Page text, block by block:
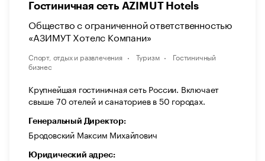
Гостиничная сеть AZIMUT Hotels
Общество с ограниченной ответственностью
«АЗИМУТ Хотелс Компани»
Спорт, отдых и развлечения Туризм
Гостиничный
бизнес
Крупнейшая гостиничная сеть России. Включает
свыше 70 отелей и санаториев в 50 городах.
Генеральный Директор:
Бродовский Максим Михайлович
Юридический адрес: